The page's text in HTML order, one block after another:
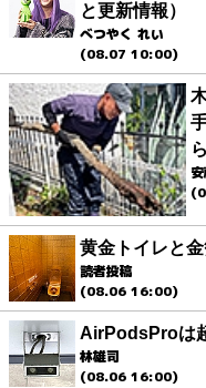
と更新情報）
べつやく れい
(08.07 10:00)
黄金トイレと
読者投稿
(08.06 16:00)
AirPodsProは
林雄司
(08.06 16:00)